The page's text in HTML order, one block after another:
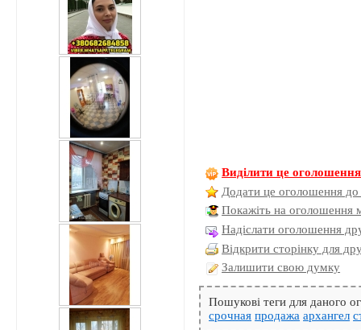
Виділити це оголошення
Додати це оголошення до
Покажіть на оголошення
Надіслати оголошення
Відкрити сторінку для
Залишити свою думку
Пошукові теги для даного
срочная продажа архангел